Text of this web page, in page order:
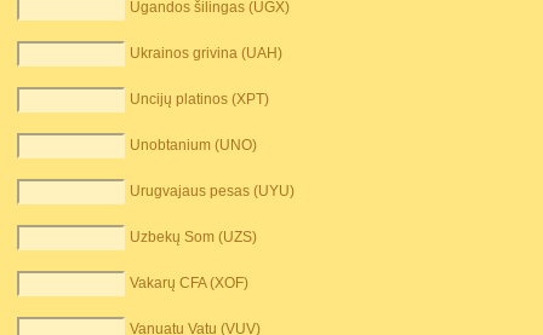
Ugandos šilingas (UGX)
Ukrainos grivina (UAH)
Uncijų platinos (XPT)
Unobtanium (UNO)
Urugvajaus pesas (UYU)
Uzbekų Som (UZS)
Vakarų CFA (XOF)
Vanuatu Vatu (VUV)